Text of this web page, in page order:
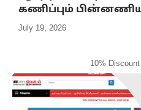
கணிப்பும்
July 19, 2026
10%